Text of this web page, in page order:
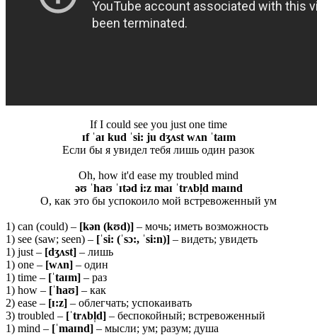
If I could see you just one time
ɪf ˈaɪ kud ˈsi: ju dʒʌst wʌn ˈtaɪm
Если бы я увидел тебя лишь один разок
Oh, how it'd ease my troubled mind
əʊ ˈhaʊ ˈɪtəd i:z maɪ ˈtrʌbl̩d maɪnd
О, как это бы успокоило мой встревоженный ум
1) can (could) – [kən (kʊd)] – мочь; иметь возможность
1) see (saw; seen) – [ˈsi: (ˈsɔ:, ˈsi:n)] – видеть; увидеть
1) just – [dʒʌst] – лишь
1) one – [wʌn] – один
1) time – [ˈtaɪm] – раз
1) how – [ˈhaʊ] – как
2) ease – [ɪ:z] – облегчать; успокаивать
3) troubled – [ˈtrʌbl̩d] – беспокойный; встревоженный
1) mind – [ˈmaɪnd] – мысли; ум; разум; душа